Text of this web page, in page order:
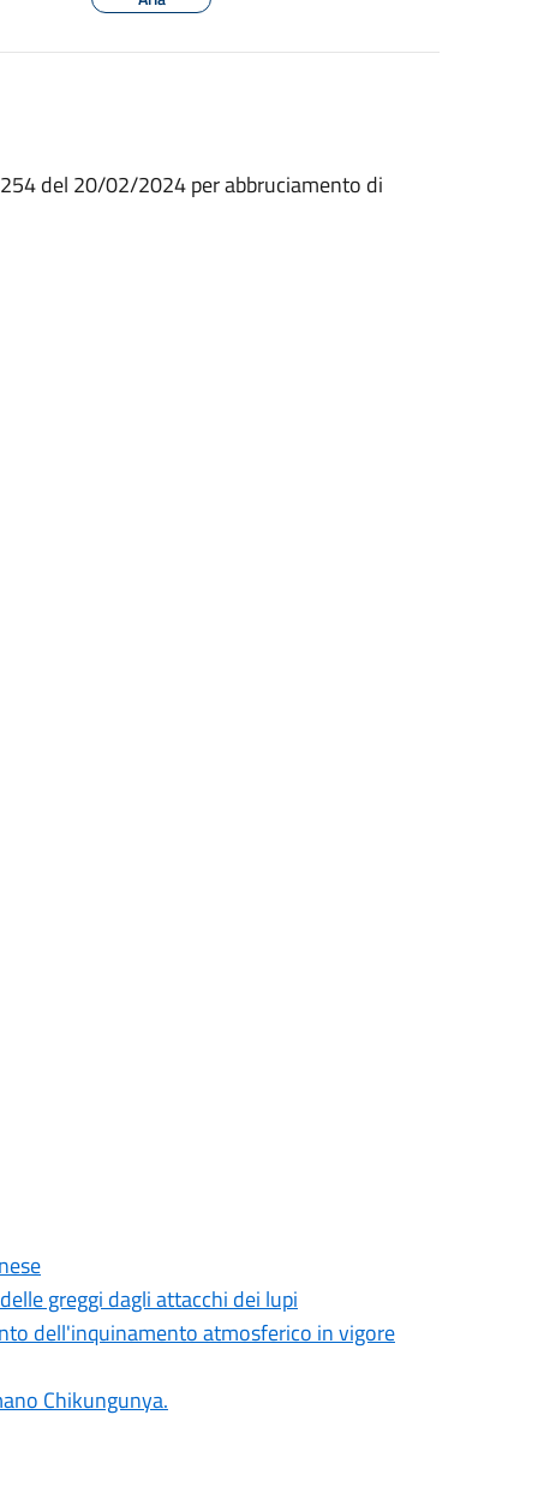
del 20/02/2024 per abbruciamento di
greggi dagli attacchi dei lupi
dell'inquinamento atmosferico in vigore
Chikungunya.